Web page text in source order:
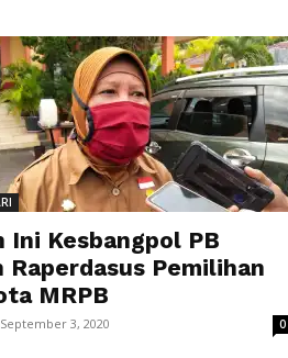
Ini Kesbangpol PB
Raperdasus Pemilihan
MRPB
September 3, 2020 0